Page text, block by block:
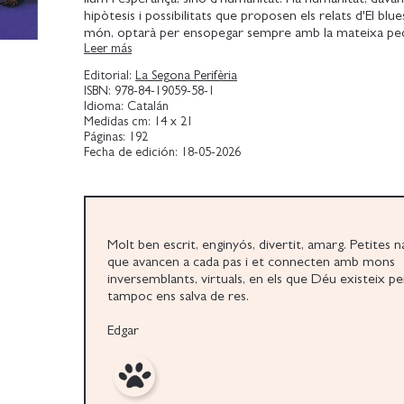
hipòtesis i possibilitats que proposen els relats d'El
món, optarà per ensopegar sempre amb la mateixa
i així serem i no tenim remei i així ens escriu l'Etgar
haver arribat a ser. Sovint amb un humor al caire de
desafiant qualsevol promesa d'eternitat o redempció.
l'enginy i la irreverència de sempre. Ara, potser, amb
clarividència trista davant del futur que ens espera.
Leer más
Editorial: La Segona Perifèria
ISBN: 978-84-19059-58-1
Idioma: Catalán
Medidas cm: 14 x 21
Páginas: 192
Fecha de edición: 18-05-2026
Molt ben escrit, enginyós, divertit, amarg. Petites
que avancen a cada pas i et connecten amb mons
inversemblants, virtuals, en els que Déu existeix
tampoc ens salva de res.
Edgar